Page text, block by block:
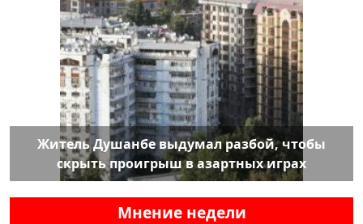
Житель Душанбе выдумал разбой, чтобы
скрыть проигрыш в азартных играх
Мнение недели